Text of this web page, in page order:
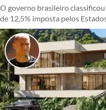
O governo brasileiro
de 12,5% imposta pelos